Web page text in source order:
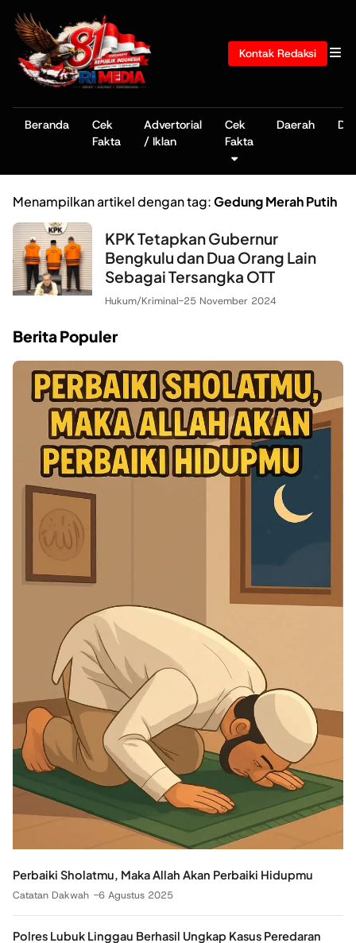
Kontak Redaksi
Beranda
Cek
Fakta
Advertorial
/ Iklan
Cek
Fakta
Daerah
Menampilkan artikel dengan tag:Gedung Merah Putih
KPK Tetapkan Gubernur
Bengkulu dan Dua Orang Lain
Sebagai Tersangka OTT
Hukum/Kriminal-25 November 2024
Berita Populer
Perbaiki Sholatmu, Maka Allah Akan Perbaiki Hidupmu
Catatan Dakwah 6 Agustus 2025
Polres Lubuk Linggau Berhasil Ungkap Kasus Peredaran